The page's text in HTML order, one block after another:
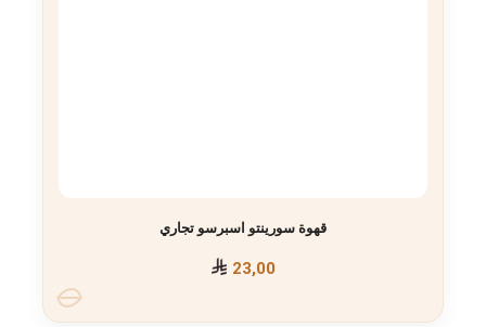
قهوة سورينتو اسبرسو تجاري
23,00